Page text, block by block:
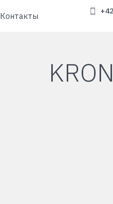
Контакты